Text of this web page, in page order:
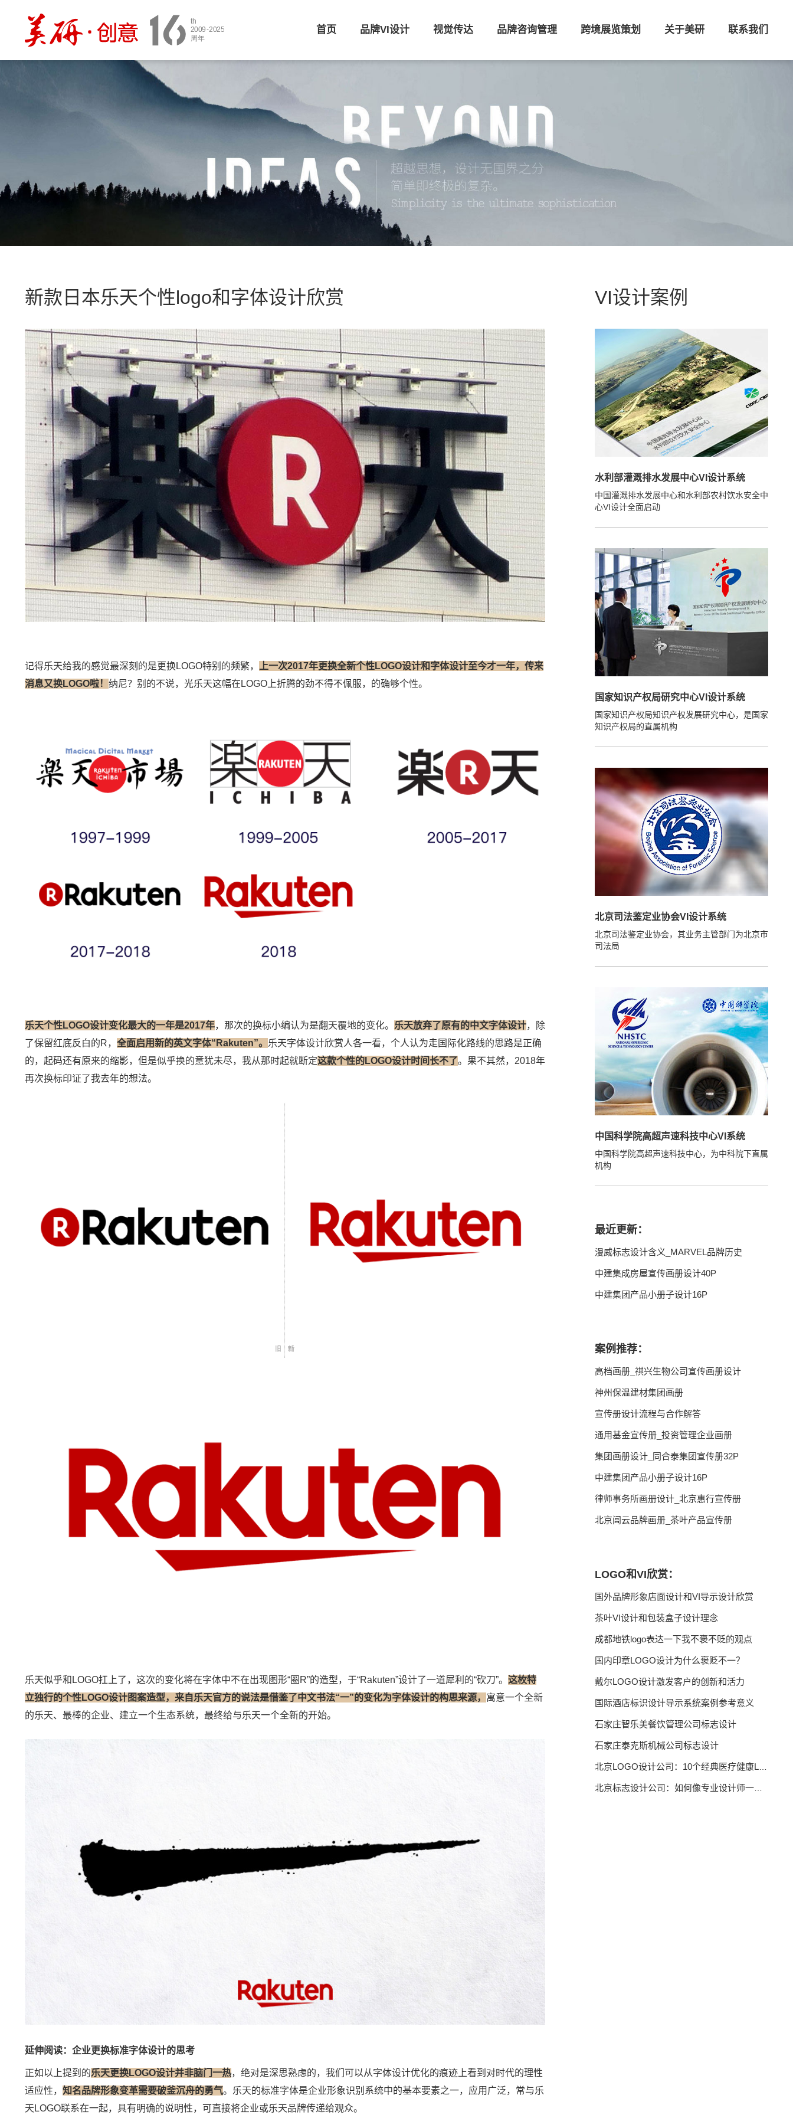
首页 品牌VI设计 视觉传达 品牌咨询管理 跨境展览策划 关于美研 联系我们
新款日本乐天个性logo和字体设计欣赏
记得乐天给我的感觉最深刻的是更换LOGO特别的频繁，
上一次2017年更换全新个性LOGO设计和字体设计至今才一年，传来
消息又换LOGO啦！ 纳尼？别的不说，光乐天这幅在LOGO上折腾的劲不得不佩服，的确够个性。
乐天个性LOGO设计变化最大的一年是2017年，那次的换标小编认为是翻天覆地的变化。 乐天放弃了原有的中文字体设计，除
了保留红底反白的R， 全面启用新的英文字体“Rakuten”。 乐天字体设计欣赏人各一看，个人认为走国际化路线的思路是正确
的，起码还有原来的缩影，但是似乎换的意犹未尽，我从那时起就断定这款个性的LOGO设计时间长不了。果不其然，2018年
再次换标印证了我去年的想法。
乐天似乎和LOGO扛上了，这次的变化将在字体中不在出现图形“圈R”的造型，于“Rakuten”设计了一道犀利的“砍刀”。 这枚特
立独行的个性LOGO设计图案造型，来自乐天官方的说法是借鉴了中文书法“一”的变化为字体设计的构思来源， 寓意一个全新
的乐天、最棒的企业、建立一个生态系统，最终给与乐天一个全新的开始。
延伸阅读：企业更换标准字体设计的思考
正如以上提到的乐天更换LOGO设计并非脑门一热，绝对是深思熟虑的，我们可以从字体设计优化的痕迹上看到对时代的理性
适应性， 知名品牌形象变革需要破釜沉舟的勇气。乐天的标准字体是企业形象识别系统中的基本要素之一，应用广泛，常与乐
天LOGO联系在一起，具有明确的说明性，可直接将企业或乐天品牌传递给观众。
VI设计案例
水利部灌溉排水发展中心VI设计系统
中国灌溉排水发展中心和水利部农村饮水安全中
心VI设计全面启动
国家知识产权局研究中心VI设计系统
国家知识产权局知识产权发展研究中心，是国家
知识产权局的直属机构
北京司法鉴定业协会VI设计系统
北京司法鉴定业协会，其业务主管部门为北京市
司法局
中国科学院高超声速科技中心VI系统
中国科学院高超声速科技中心，为中科院下直属
机构
最近更新：
漫威标志设计含义_MARVEL品牌历史
中建集成房屋宣传画册设计40P
中建集团产品小册子设计16P
案例推荐：
高档画册_祺兴生物公司宣传画册设计
神州保温建材集团画册
宣传册设计流程与合作解答
通用基金宣传册_投资管理企业画册
集团画册设计_同合泰集团宣传册32P
中建集团产品小册子设计16P
律师事务所画册设计_北京惠行宣传册
北京阊云品牌画册_茶叶产品宣传册
LOGO和VI欣赏：
国外品牌形象店面设计和VI导示设计欣赏
茶叶VI设计和包装盒子设计理念
成都地铁logo表达一下我不褒不贬的观点
国内印章LOGO设计为什么褒贬不一？
戴尔LOGO设计激发客户的创新和活力
国际酒店标识设计导示系统案例参考意义
石家庄智乐美餐饮管理公司标志设计
石家庄泰克斯机械公司标志设计